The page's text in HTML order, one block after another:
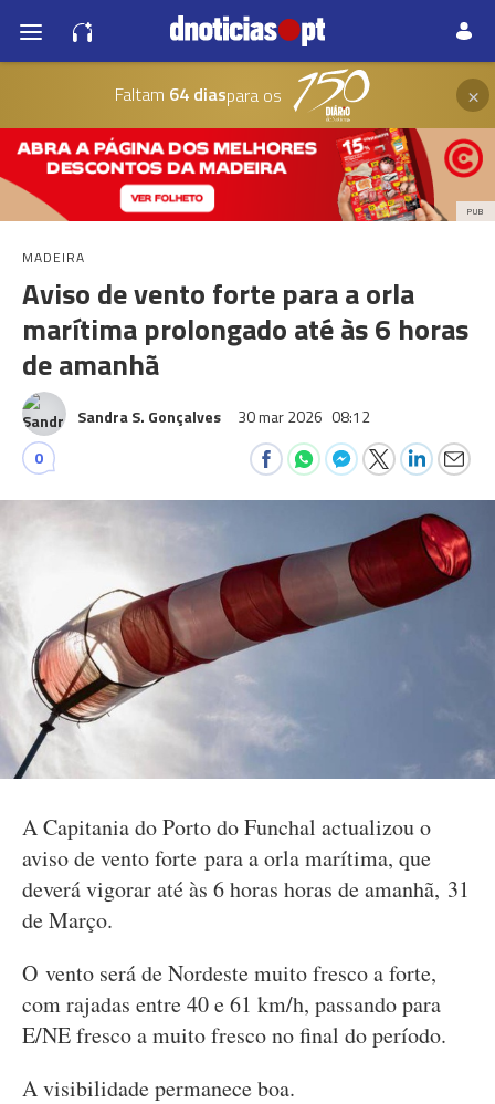
Faltam 64 diaspara os ×
PUB
MADEIRA
Aviso de vento forte para a orla
marítima prolongado até às 6 horas
de amanhã
Sandra S. Gonçalves 30 mar 2026 08:12
0
A Capitania do Porto do Funchal actualizou o
aviso de vento forte para a orla marítima, que
deverá vigorar até às 6 horas horas de amanhã, 31
de Março.
O vento será de Nordeste muito fresco a forte,
com rajadas entre 40 e 61 km/h, passando para
E/NE fresco a muito fresco no final do período.
A visibilidade permanece boa.